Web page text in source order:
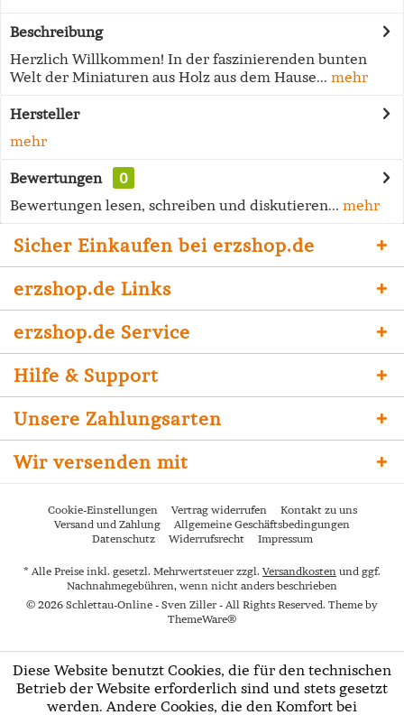
Beschreibung
Herzlich Willkommen! In der faszinierenden bunten
Welt der Miniaturen aus Holz aus dem Hause... mehr
Hersteller
mehr
Bewertungen
0
Bewertungen lesen, schreiben und diskutieren... mehr
Sicher Einkaufen bei erzshop.de
erzshop.de Links
erzshop.de Service
Hilfe & Support
Unsere Zahlungsarten
Wir versenden mit
Cookie-Einstellungen Vertrag widerrufen
Kontakt zu uns
Versand und Zahlung
Allgemeine Geschäftsbedingungen
Datenschutz
Widerrufsrecht Impressum
* Alle Preise inkl. gesetzl. Mehrwertsteuer zzgl. Versandkosten und ggf.
Nachnahmegebühren, wenn nicht anders beschrieben
© 2026 Schlettau-Online - Sven Ziller - All Rights Reserved. Theme by
ThemeWare®
Diese Website benutzt Cookies, die für den technischen
Betrieb der Website erforderlich sind und stets gesetzt
werden. Andere Cookies, die den Komfort bei